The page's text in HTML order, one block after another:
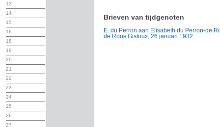
13
14
15
16
18
19
20
21
22
23
24
25
26
27
Brieven van tijdgenoten
E. du Perron aan Elisabeth du Perron-de
de Roos Gistoux, 26 januari 1932